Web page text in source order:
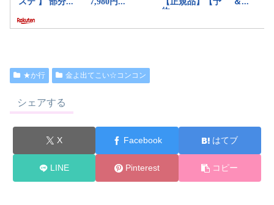
★か行 金よ出てこい☆コンコン
シェアする
X Facebook はてブ
LINE Pinterest コピー